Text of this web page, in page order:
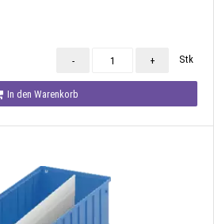
- + Stk
In den Warenkorb